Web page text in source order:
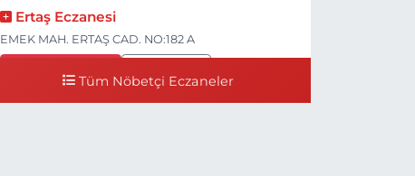
Ertaş Eczanesi
EMEK MAH. ERTAŞ CAD. NO:182 A
Tüm Nöbetçi Eczaneler